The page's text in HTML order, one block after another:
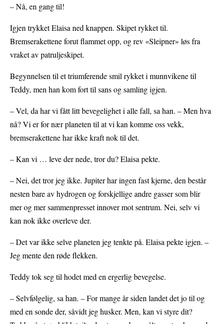
– Nå, en gang til!
Igjen trykket Elaisa ned knappen. Skipet rykket til.
Bremserakettene forut flammet opp, og rev «Sleipner» løs fra
vraket av patruljeskipet.
Begynnelsen til et triumferende smil rykket i munnvikene til
Teddy, men han kom fort til sans og samling igjen.
– Vel, da har vi fått litt bevegelighet i alle fall, sa han. – Men hva
nå? Vi er for nær planeten til at vi kan komme oss vekk,
bremserakettene har ikke kraft nok til det.
– Kan vi … leve der nede, tror du? Elaisa pekte.
– Nei, det tror jeg ikke. Jupiter har ingen fast kjerne, den består
nesten bare av hydrogen og forskjellige andre gasser som blir
mer og mer sammenpresset innover mot sentrum. Nei, selv vi
kan nok ikke overleve der.
– Det var ikke selve planeten jeg tenkte på. Elaisa pekte igjen. –
Jeg mente den røde flekken.
Teddy tok seg til hodet med en ergerlig bevegelse.
– Selvfølgelig, sa han. – For mange år siden landet det jo til og
med en sonde der, såvidt jeg husker. Men, kan vi styre dit?